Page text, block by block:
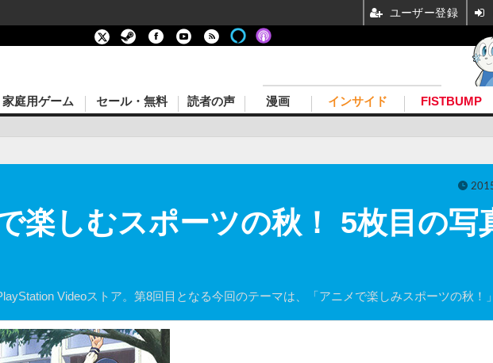
家庭用ゲーム セール・無料 読者の声 漫画 インサイド FISTBUMP
楽しむスポーツの秋！ 5枚目の写
Videoストア。第8回目となる今回のテーマは、「アニメで楽しみスポーツの秋！
ユーザー登録